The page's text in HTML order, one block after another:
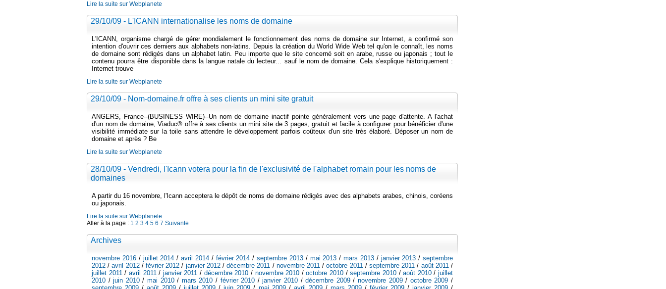
Lire la suite sur Webplanete
29/10/09 - L'ICANN internationalise les noms de domaine
L'ICANN, organisme chargé de gérer mondialement le fonctionnement des noms de domaine sur Internet, a confirmé son
intention d'ouvrir ces derniers aux alphabets non-latins. Depuis la création du World Wide Web tel qu'on le connaît, les noms
de domaine sont rédigés dans un alphabet latin. Peu importe que le site concerné soit en arabe, russe ou japonais ; tout le
contenu pourra être disponible dans la langue natale du lecteur... sauf le nom de domaine. Cela s'explique historiquement :
Internet trouve
Lire la suite sur Webplanete
29/10/09 - Nom-domaine.fr offre à ses clients un mini site gratuit
ANGERS, France--(BUSINESS WIRE)--Un nom de domaine inactif pointe généralement vers une page d'attente. A l'achat
d'un nom de domaine, Viaduc® offre à ses clients un mini site de 3 pages, gratuit et facile à configurer pour bénéficier d'une
visibilité immédiate sur la toile sans attendre le développement parfois coûteux d'un site très élaboré. Déposer un nom de
domaine et après ? Be
Lire la suite sur Webplanete
28/10/09 - Vendredi, l'Icann votera pour la fin de l'exclusivité de l'alphabet romain pour les noms de
domaines
A partir du 16 novembre, l'Icann acceptera le dépôt de noms de domaine rédigés avec des alphabets arabes, chinois, coréens
ou japonais.
Lire la suite sur Webplanete
Aller à la page : 1 2 3 4 5 6 7 Suivante
Archives
novembre 2016/ juillet 2014 /avril 2014/ février 2014 /septembre 2013/ mai 2013 /mars 2013/ janvier 2013 /septembre
2012 /avril 2012/février 2012 / janvier 2012/décembre 2011 / novembre 2011 /octobre 2011/septembre 2011 / août 2011/
juillet 2011/ avril 2011/ janvier 2011 / décembre 2010 / novembre 2010 /octobre 2010 /septembre 2010/août 2010/ juillet
2010 /juin 2010/mai 2010/ mars 2010 / février 2010 /janvier 2010 /décembre 2009/novembre 2009/ octobre 2009 /